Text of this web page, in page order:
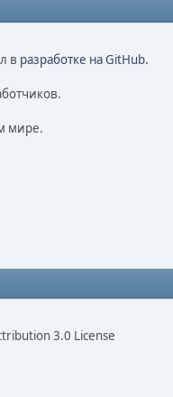
в разработке на GitHub.
мире.
3.0 License